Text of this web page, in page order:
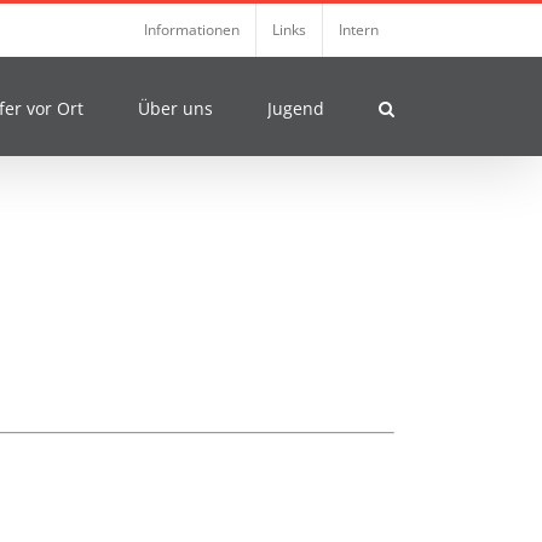
Informationen Links Intern
vor Ort Über uns Jugend